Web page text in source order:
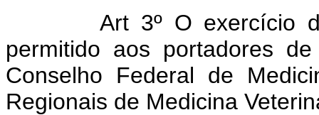
Art 3º O exercício
permitido aos portadores
Conselho Federal de
Regionais de Medicina